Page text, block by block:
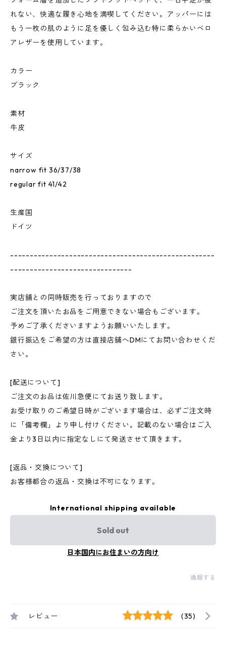
れない、快適な履き心地を満喫してください。アッパーには
もう一枚の肌のように足を優しく包み込む特に柔らかいベロ
アレザーを使用しています。
カラー
ブラック
素材
牛皮
サイズ
narrow fit 36/37/38
regular fit 41/42
生産国
ドイツ
----------------------------------------------------
-------------------------------
実店舗との同時販売を行っておりますので
ご注文を頂いたお品をご用意できない場合もございます。
予めご了承くださいますようお願いいたします。
銀行振込をご希望の方は直接店舗へDMにてお問い合わせくだ
さい。
[配送について]
ご注文のお品は佐川急便にてお送り致します。
お受け取りのご希望日時がございます場合は、必ずご注文時
に「備考欄」より申し付けください。記載のない場合はご入
金より3日以内に指定なしにて発送させて頂きます。
[返品・交換について]
お客様都合の返品・交換は不可になります。
International shipping available
Sold out
日本国内にお住まいの方向け
通報する
レビュー (35)